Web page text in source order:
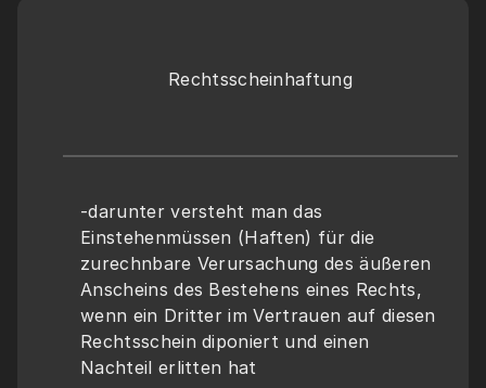
Rechtsscheinhaftung
-darunter versteht man das
Einstehenmüssen (Haften) für die
zurechnbare Verursachung des äußeren
Anscheins des Bestehens eines Rechts,
wenn ein Dritter im Vertrauen auf diesen
Rechtsschein diponiert und einen
Nachteil erlitten hat